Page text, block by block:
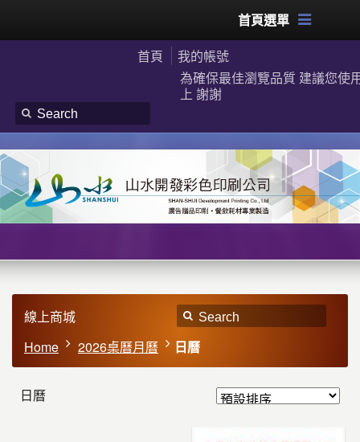
首頁選單
首頁
我的帳號
為確保最佳瀏覽品質 建議您使
上 謝謝
線上商城
Home
2026桌曆月曆 日曆
日曆